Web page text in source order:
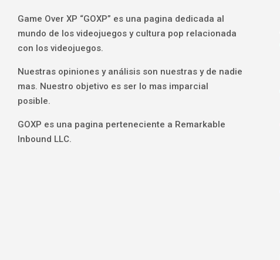
Game Over XP “GOXP” es una pagina dedicada al
mundo de los videojuegos y cultura pop relacionada
con los videojuegos.
Nuestras opiniones y análisis son nuestras y de nadie
mas. Nuestro objetivo es ser lo mas imparcial
posible.
GOXP es una pagina perteneciente a Remarkable
Inbound LLC.